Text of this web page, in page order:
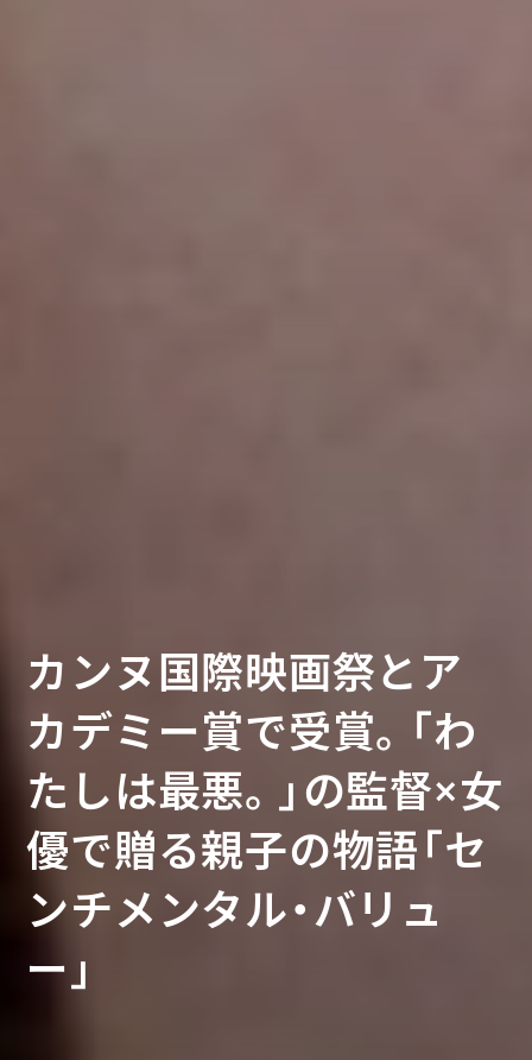
この夏は、テレビで映画
に出会おう。感想文にも
おすすめの「午後のロー
ドショー」8月放送作品！
カンヌ国際映画祭とア
カデミー賞で受賞。「わ
たしは最悪。」の監督×女
優で贈る親子の物語「セ
ンチメンタル・バリュ
ー」
本国イスラエルで上映
禁止。リーク映像から首
相の実態に迫る「ネタニ
ヤフ調書 汚職と戦争」